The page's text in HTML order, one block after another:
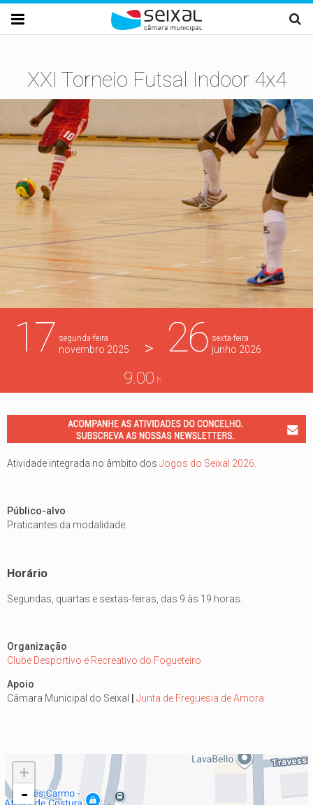
Passar para o conteúdo principal

XXI Torneio Futsal Indoor 4x4
17 segunda-feira
novembro 2025 > 26 sexta-feira
junho 2026
9.00 h
Atividade integrada no âmbito dos Jogos do Seixal 2026
Público-alvo
Praticantes da modalidade.
Horário
Segundas, quartas e sextas-feiras, das 9 às 19 horas.
Organização
Clube Desportivo e Recreativo do Fogueteiro
Apoio
Câmara Municipal do Seixal
Junta de Freguesia de Amora
+
-